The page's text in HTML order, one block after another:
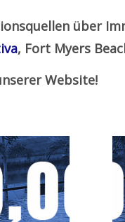
über
, Fort Myers
Website!